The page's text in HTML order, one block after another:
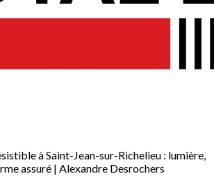
à Saint-Jean-sur-Richelieu : lumière,
assuré | Alexandre Desrochers